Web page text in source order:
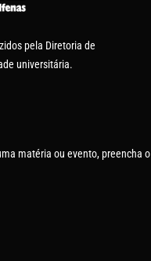
pela Diretoria de
universitária.
matéria ou evento, preencha o